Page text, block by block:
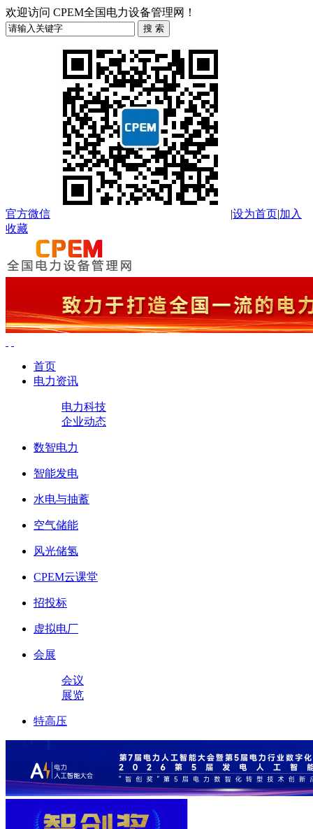
欢迎访问 CPEM全国电力设备管理网！
官方微信 |设为首页|加入
收藏
首页
电力资讯
电力科技
企业动态
数智电力
智能发电
水电与抽蓄
空气储能
风光储氢
CPEM云课堂
招投标
虚拟电厂
会展
会议
展览
特高压